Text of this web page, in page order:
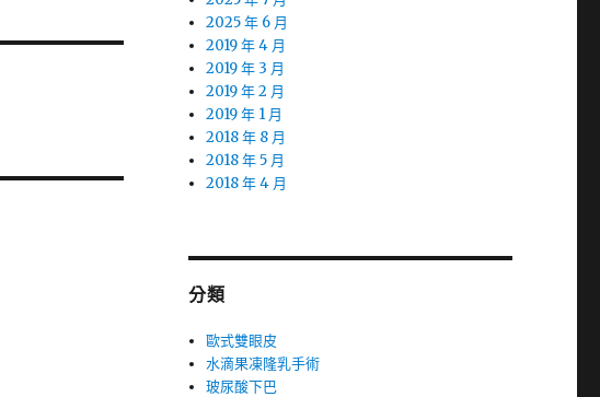
2025 年 6 月
2019 年 4 月
2019 年 3 月
2019 年 2 月
2019 年 1 月
2018 年 8 月
2018 年 5 月
2018 年 4 月
分類
歐式雙眼皮
水滴果凍隆乳手術
玻尿酸下巴